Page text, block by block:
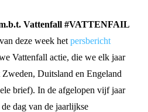
Vattenfall #VATTENFAIL
deze week het persbericht
Vattenfall actie, die we elk jaar
Zweden, Duitsland en Engeland
brief). In de afgelopen vijf jaar
dag van de jaarlijkse